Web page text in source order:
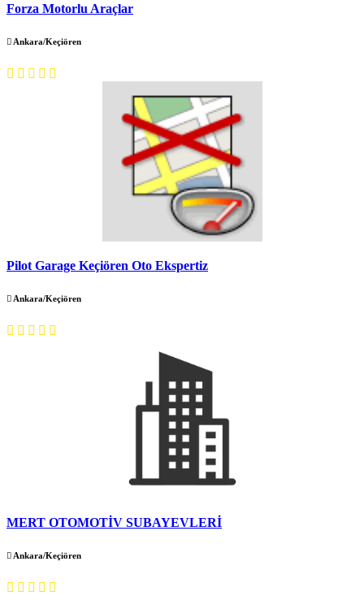
Forza Motorlu Araçlar
Ankara/Keçiören
Pilot Garage Keçiören Oto Ekspertiz
Ankara/Keçiören
MERT OTOMOTİV SUBAYEVLERİ
Ankara/Keçiören